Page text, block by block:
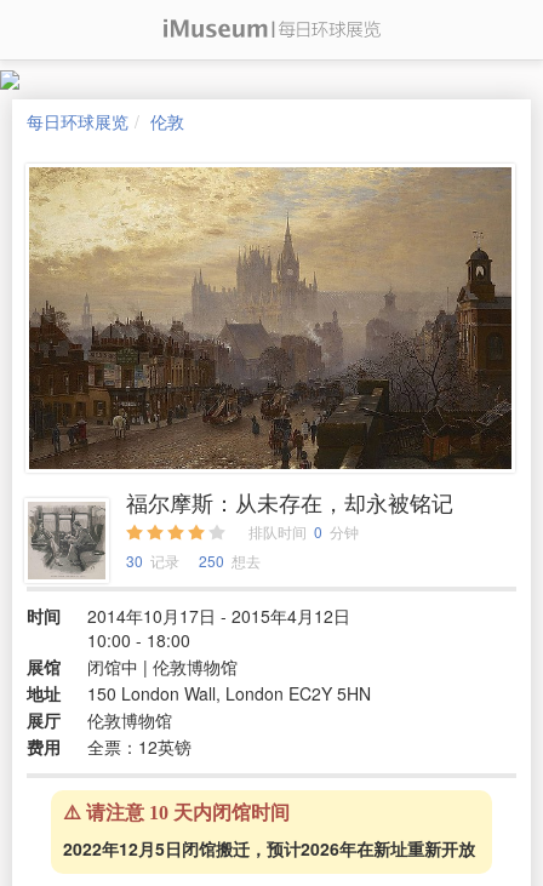
每日环球展览 伦敦
福尔摩斯：从未存在，却永被铭记
排队时间 0 分钟
30 记录 250 想去
时间
2014年10月17日 - 2015年4月12日
10:00 - 18:00
展馆
闭馆中 | 伦敦博物馆
地址
150 London Wall, London EC2Y 5HN
展厅
伦敦博物馆
费用
全票：12英镑
⚠️ 请注意 10 天内闭馆时间
2022年12月5日闭馆搬迁，预计2026年在新址重新开放